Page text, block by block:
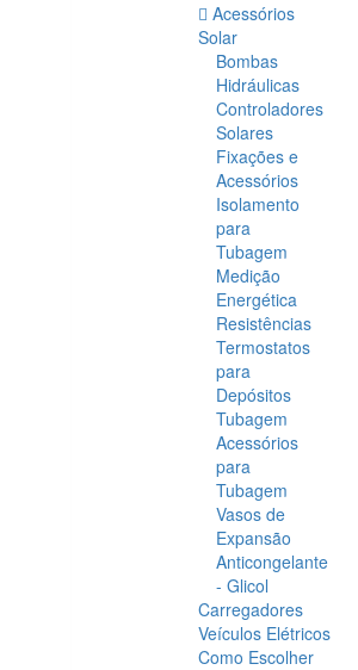
Acessórios
Solar
Bombas
Hidráulicas
Controladores
Solares
Fixações e
Acessórios
Isolamento
para
Tubagem
Medição
Energética
Resistências
Termostatos
para
Depósitos
Tubagem
Acessórios
para
Tubagem
Vasos de
Expansão
Anticongelante
- Glicol
Carregadores
Veículos Elétricos
Como Escolher